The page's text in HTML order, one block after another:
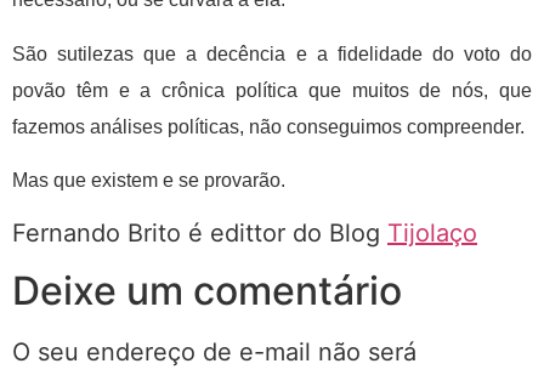
São sutilezas que a decência e a fidelidade do voto do
povão têm e a crônica política que muitos de nós, que
fazemos análises políticas, não conseguimos compreender.
Mas que existem e se provarão.
Fernando Brito é edittor do Blog Tijolaço
Deixe um comentário
O seu endereço de e-mail não será